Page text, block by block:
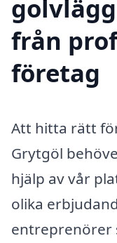
från
företag
Att hitta rätt
Grytgöl
hjälp av vår
olika
entreprenörer